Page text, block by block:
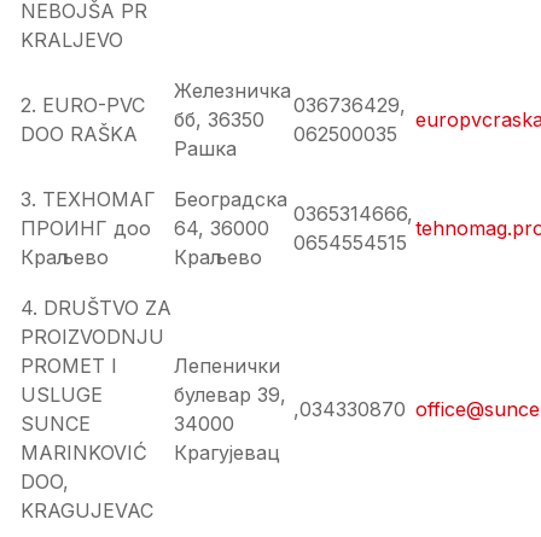
NEBOJŠA PR
KRALJEVO
2. EURO-PVC
DOO RAŠKA
Железничка
бб, 36350
Рашка
036736429,
062500035
3. ТЕХНОМАГ
ПРОИНГ доо
Краљево
Београдска
64, 36000
Краљево
0365314666,
0654554515
4. DRUŠTVO ZA
PROIZVODNJU
PROMET I
USLUGE
SUNCE
MARINKOVIĆ
DOO,
KRAGUJEVAC
Лепенички
булевар 39,
34000
Крагујевац
,034330870